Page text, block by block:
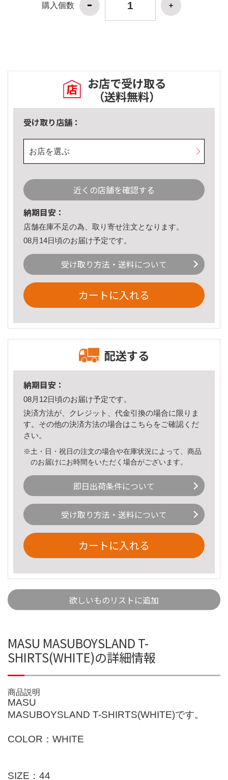
購入個数
お店で受け取る
（送料無料）
受け取り店舗：
お店を選ぶ
近くの店舗を確認する
納期目安：
店舗在庫不足の為、取り寄せ注文となります。
08月14日頃のお届け予定です。
受け取り方法・送料について
カートに入れる
配送する
納期目安：
08月12日頃のお届け予定です。
決済方法が、クレジット、代金引換の場合に限りま
す。その他の決済方法の場合はこちら をご確認くだ
さい。
※土・日・祝日の注文の場合や在庫状況によって、商品
のお届けにお時間をいただく場合がございます。
即日出荷条件について
受け取り方法・送料について
カートに入れる
欲しいものリストに追加
MASU MASUBOYSLAND T-
SHIRTS(WHITE)の詳細情報
商品説明
MASU
MASUBOYSLAND T-SHIRTS(WHITE)です。
COLOR：WHITE
SIZE：44